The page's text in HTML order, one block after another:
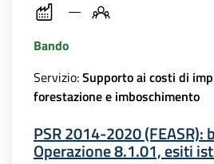
Bando
Servizio:Supporto ai costi di
forestazione e imboschimento
PSR 2014-2020 (FEASR):
Operazione 8.1.01, esiti